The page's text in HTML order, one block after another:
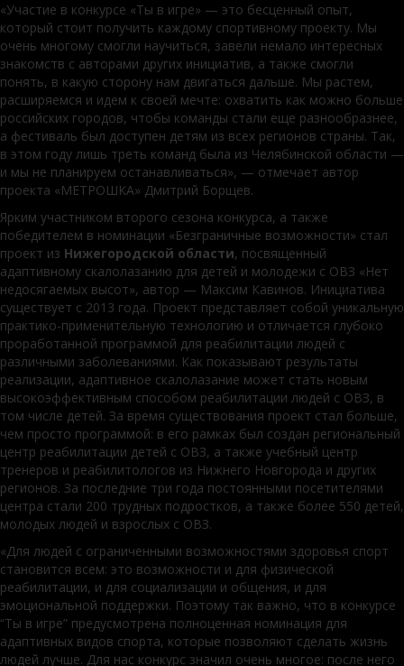
«Участие в конкурсе «Ты в игре» — это бесценный опыт,
который стоит получить каждому спортивному проекту. Мы
очень многому смогли научиться, завели немало интересных
знакомств с авторами других инициатив, а также смогли
понять, в какую сторону нам двигаться дальше. Мы растем,
расширяемся и идем к своей мечте: охватить как можно больше
российских городов, чтобы команды стали еще разнообразнее,
а фестиваль был доступен детям из всех регионов страны. Так,
в этом году лишь треть команд была из Челябинской области —
и мы не планируем останавливаться», — отмечает автор
проекта «МЕТРОШКА» Дмитрий Борщев.
Ярким участником второго сезона конкурса, а также
победителем в номинации «Безграничные возможности» стал
проект из Нижегородской области, посвященный
адаптивному скалолазанию для детей и молодежи с ОВЗ «Нет
недосягаемых высот», автор — Максим Кавинов. Инициатива
существует с 2013 года. Проект представляет собой уникальную
практико-применительную технологию и отличается глубоко
проработанной программой для реабилитации людей с
различными заболеваниями. Как показывают результаты
реализации, адаптивное скалолазание может стать новым
высокоэффективным способом реабилитации людей с ОВЗ, в
том числе детей. За время существования проект стал больше,
чем просто программой: в его рамках был создан региональный
центр реабилитации детей с ОВЗ, а также учебный центр
тренеров и реабилитологов из Нижнего Новгорода и других
регионов. За последние три года постоянными посетителями
центра стали 200 трудных подростков, а также более 550 детей,
молодых людей и взрослых с ОВЗ.
«Для людей с ограниченными возможностями здоровья спорт
становится всем: это возможности и для физической
реабилитации, и для социализации и общения, и для
эмоциональной поддержки. Поэтому так важно, что в конкурсе
“Ты в игре” предусмотрена полноценная номинация для
адаптивных видов спорта, которые позволяют сделать жизнь
людей лучше. Для нас конкурс значил очень многое: после него